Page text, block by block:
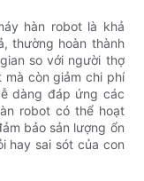
hàn robot là khả
thường hoàn thành
so với người thợ
mà còn giảm chi phí
dàng đáp ứng các
robot có thể hoạt
bảo sản lượng ổn
hay sai sót của con